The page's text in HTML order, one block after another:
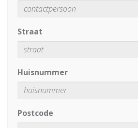
Straat
Huisnummer
Postcode